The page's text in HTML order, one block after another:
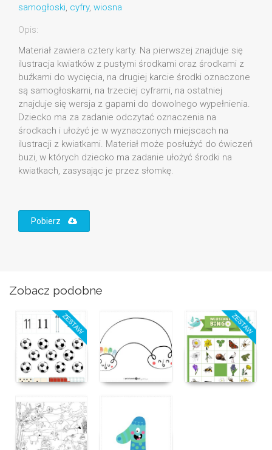
samogłoski, cyfry, wiosna
Opis:
Materiał zawiera cztery karty. Na pierwszej znajduje się
ilustracja kwiatków z pustymi środkami oraz środkami z
buźkami do wycięcia, na drugiej karcie środki oznaczone
są samogłoskami, na trzeciej cyframi, na ostatniej
znajduje się wersja z gapami do dowolnego wypełnienia.
Dziecko ma za zadanie odczytać oznaczenia na
środkach i ułożyć je w wyznaczonych miejscach na
ilustracji z kwiatkami. Materiał może posłużyć do ćwiczeń
buzi, w których dziecko ma zadanie ułożyć środki na
kwiatkach, zasysając je przez słomkę.
Pobierz
Zobacz podobne